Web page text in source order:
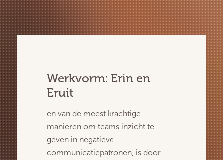
Werkvorm: Erin en
Eruit
en van de meest krachtige
manieren om teams inzicht te
geven in negatieve
communicatiepatronen, is door